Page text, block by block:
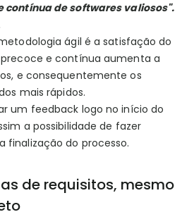
contínua de softwares valiosos".
ágil é a satisfação do
e contínua aumenta a
e consequentemente os
mais rápidos.
um feedback logo no início do
a possibilidade de fazer
finalização do processo.
de requisitos, mesmo